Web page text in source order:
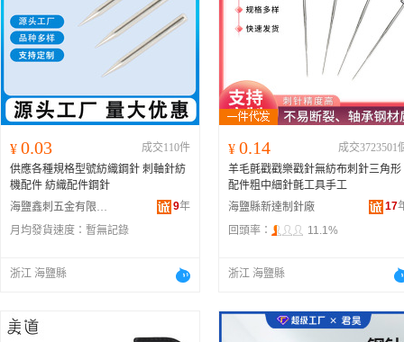
¥ 0.03
成交110件
供應各種規格型號紡織鋼針 刺軸針紡
機配件 紡織配件鋼針
海鹽鑫刺五金有限公司
9年
月均發貨速度： 暫無記錄
浙江 海鹽縣
¥ 0.14
成交3723501
羊毛氈戳戳樂戳針無紡布刺針三角形
配件粗中細針氈工具手工
海鹽縣新達制針廠
17
回頭率：
11.1%
浙江 海鹽縣